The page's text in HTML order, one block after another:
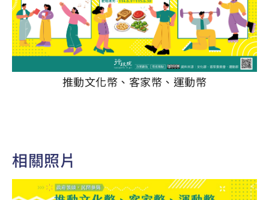
推動文化幣、客家幣、運動幣
相關照片